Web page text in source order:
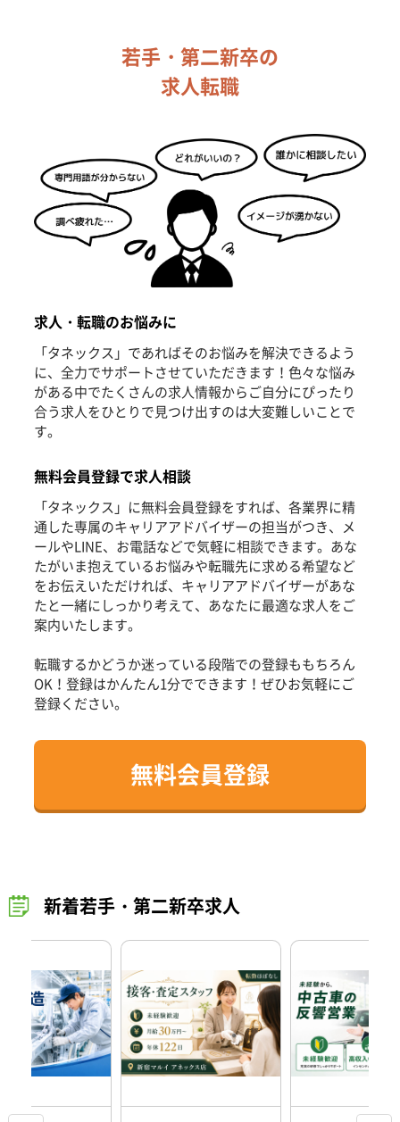
若手・第二新卒の
求人転職
求人・転職のお悩みに
「タネックス」であればそのお悩みを解決できるよう
に、全力でサポートさせていただきます！色々な悩み
がある中でたくさんの求人情報からご自分にぴったり
合う求人をひとりで見つけ出すのは大変難しいことで
す。
無料会員登録で求人相談
「タネックス」に無料会員登録をすれば、各業界に精
通した専属のキャリアアドバイザーの担当がつき、メ
ールやLINE、お電話などで気軽に相談できます。あな
たがいま抱えているお悩みや転職先に求める希望など
をお伝えいただければ、キャリアアドバイザーがあな
たと一緒にしっかり考えて、あなたに最適な求人をご
案内いたします。
転職するかどうか迷っている段階での登録ももちろん
OK！登録はかんたん1分でできます！ぜひお気軽にご
登録ください。
無料会員登録
新着若手・第二新卒求人